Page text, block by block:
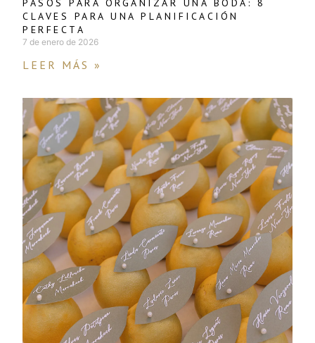
CLAVES PARA UNA PLANIFICACIÓN
PERFECTA
7 de enero de 2026
LEER MÁS »